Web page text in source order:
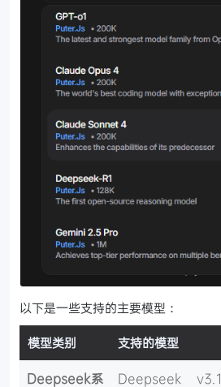
以下是一些支持的主要模型：
模型类别 支持的模型
Deepseek系
Deepseek